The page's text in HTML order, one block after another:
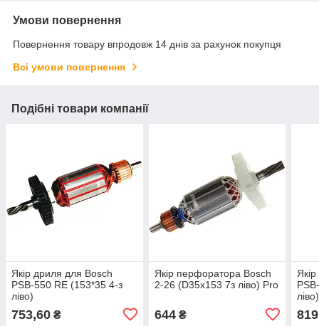
Умови повернення
Повернення товару впродовж 14 днів за рахунок покупця
Всі умови повернення
Подібні товари компанії
Якір дриля для Bosch
PSB-550 RE (153*35 4-з
ліво)
753,60 ₴
Якір перфоратора Bosch
2-26 (D35х153 7з ліво) Pro
644₴
ліво)